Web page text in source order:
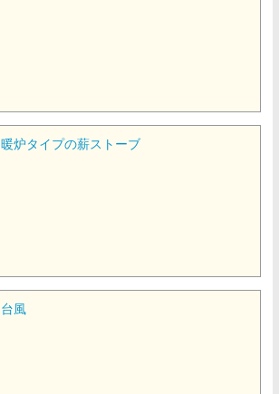
暖炉タイプの薪ストーブ
台風